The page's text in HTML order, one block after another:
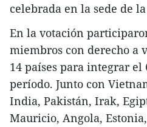
celebrada en la sede de
En la votación
miembros con derecho a
14 países para integrar el
período. Junto con
India, Pakistán, Irak,
Mauricio, Angola,